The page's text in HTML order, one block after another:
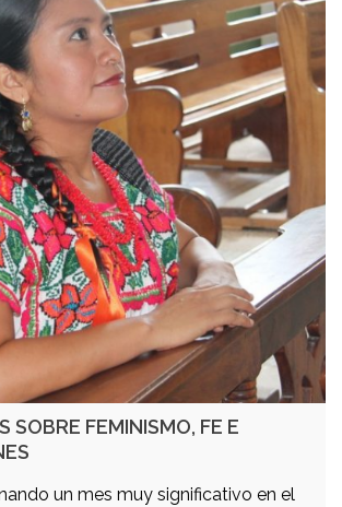
SOBRE FEMINISMO, FE E
un mes muy significativo en el